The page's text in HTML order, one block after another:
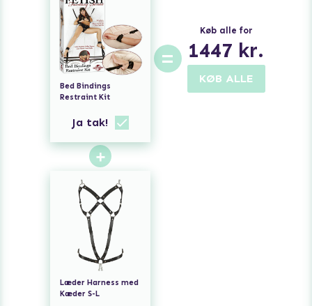
Bed Bindings
Restraint Kit
Ja tak!
+
Læder Harness med
Kæder S-L
=
Køb alle for
1447 kr.
KØB ALLE